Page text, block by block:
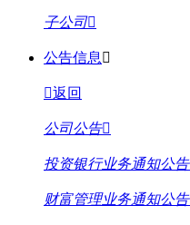
子公司
公告信息
返回
公司公告
投资银行业务通知公告
财富管理业务通知公告